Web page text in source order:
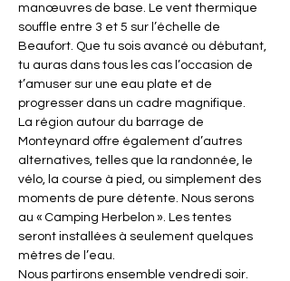
manœuvres de base. Le vent thermique
souffle entre 3 et 5 sur l’échelle de
Beaufort. Que tu sois avancé ou débutant,
tu auras dans tous les cas l’occasion de
t’amuser sur une eau plate et de
progresser dans un cadre magnifique.
La région autour du barrage de
Monteynard offre également d’autres
alternatives, telles que la randonnée, le
vélo, la course à pied, ou simplement des
moments de pure détente. Nous serons
au « Camping Herbelon ». Les tentes
seront installées à seulement quelques
mètres de l’eau.
Nous partirons ensemble vendredi soir.